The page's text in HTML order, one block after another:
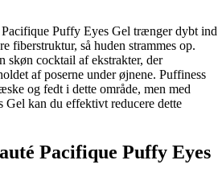
Puffy Eyes Gel trænger dybt ind
fiberstruktur, så huden strammes op.
skøn cocktail af ekstrakter, der
af poserne under øjnene. Puffiness
og fedt i dette område, men med
Gel kan du effektivt reducere dette
Pacifique Puffy Eyes